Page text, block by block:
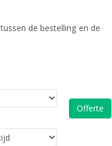
de bestelling en de
Offerte